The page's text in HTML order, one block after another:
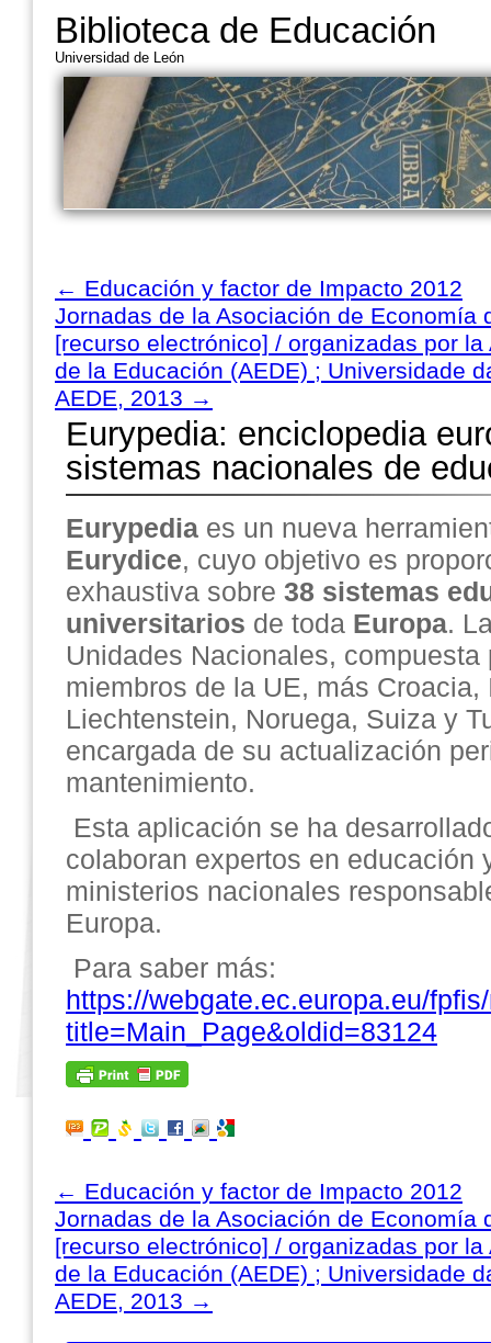
Biblioteca de Educación
Universidad de León
← Educación y factor de Impacto 2012
Jornadas de la Asociación de Economía
[recurso electrónico] / organizadas por
de la Educación (AEDE) ; Universidade
AEDE, 2013 →
Eurypedia: enciclopedia
sistemas nacionales de
Eurypedia es un nueva
Eurydice, cuyo objetivo es
exhaustiva sobre 38 sistemas
universitarios de toda Europa.
Unidades Nacionales,
miembros de la UE, más Croacia,
Liechtenstein, Noruega, Suiza y
encargada de su actualización
mantenimiento.
Esta aplicación se ha
colaboran expertos en educación
ministerios nacionales
Europa.
Para saber más:
https://webgate.ec.europa.eu/
title=Main_Page&oldid=83124
← Educación y factor de Impacto 2012
Jornadas de la Asociación de Economía
[recurso electrónico] / organizadas por
de la Educación (AEDE) ; Universidade
AEDE, 2013 →